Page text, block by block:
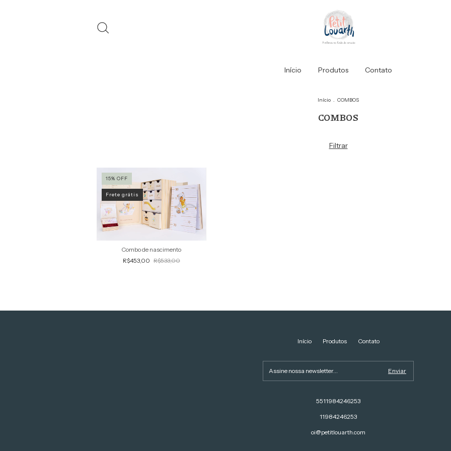
Início Produtos Contato
Início . COMBOS
COMBOS
Filtrar
15% OFF
Frete grátis
Combo de nascimento
R$453,00 R$533,00
Início Produtos Contato
5511984246253
11984246253
oi@petitlouarth.com